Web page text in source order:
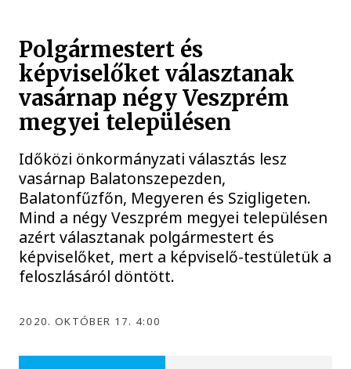
Polgármestert és
képviselőket választanak
vasárnap négy Veszprém
megyei településen
Időközi önkormányzati választás lesz
vasárnap Balatonszepezden,
Balatonfűzfőn, Megyeren és Szigligeten.
Mind a négy Veszprém megyei településen
azért választanak polgármestert és
képviselőket, mert a képviselő-testületük a
feloszlásáról döntött.
2020. OKTÓBER 17. 4:00